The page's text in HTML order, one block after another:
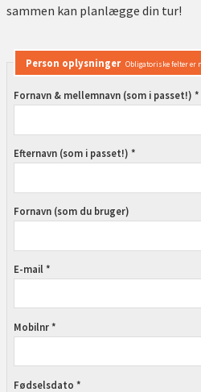
sammen kan planlægge din tur!
Person oplysninger Obligatoriske felter er
Fornavn & mellemnavn (som i passet!) *
Efternavn (som i passet!) *
Fornavn (som du bruger)
E-mail *
Mobilnr *
Fødselsdato *